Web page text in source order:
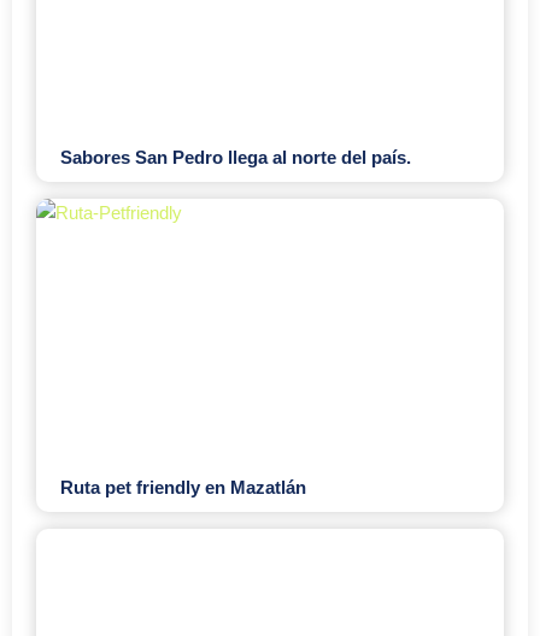
Sabores San Pedro llega al norte del país.
Ruta pet friendly en Mazatlán